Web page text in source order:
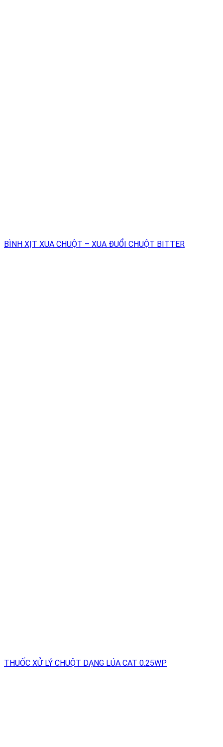
BÌNH XỊT XUA CHUỘT – XUA ĐUỔI CHUỘT BITTER
THUỐC XỬ LÝ CHUỘT DẠNG LÚA CAT 0.25WP